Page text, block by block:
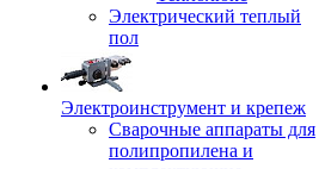
Электрический теплый
пол
Электроинструмент и крепеж
Сварочные аппараты для
полипропилена и